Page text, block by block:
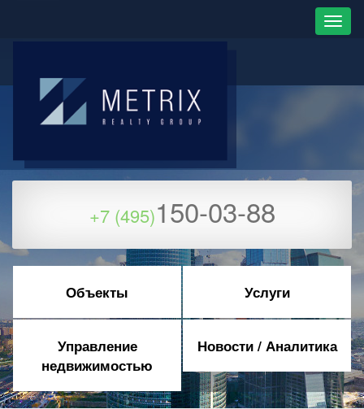
+7 (495)150-03-88
Объекты Услуги
Управление
недвижимостью
Новости / Аналитика